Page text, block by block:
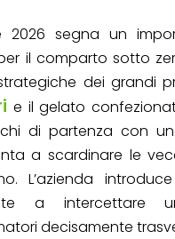
2026 segna un
il comparto sotto
dei grandi
e il gelato
di partenza con
a scardinare le
L’azienda
a intercettare
decisamente